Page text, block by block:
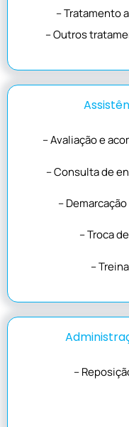
– Tratamento
– Outros
– Avaliação e
– Consulta de
–
– Troca
–
–